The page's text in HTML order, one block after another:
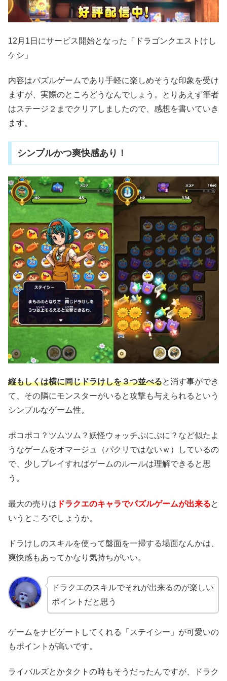
12月1日にサービス開始となった「ドラゴンクエストけし
ケシ」
内容はパズルゲームであり手軽に楽しめそうな印象を受け
ますが、実際のところどうなんでしょう。とりあえず筆者
はステージ２までクリアしましたので、感想を書いていき
ます。
シンプルかつ爽快感あり！
縦もしくは横に同じドラけしを３つ並べると消す事ができ
て、その隣にモンスターがいると攻撃も与えられるという
シンプルなゲーム性。
ポコポコ？ツムツム？妖怪ウォッチぷにぷに？など似たよ
うなゲームをオマージュ（パクリではないｗ）しているの
で、少しプレイすればゲームのルールは理解できると思
う。
最大の売りは ドラクエのキャラでパズルゲームが出来ると
いうところでしょうか。
ドラけしのスキルを使って盤面を一掃する場面なんかは、
爽快感もあってかなり気持ちがいい。
ドラクエのスキルでそれが出来るのが楽しい
ポイントだと思う
ゲームをナビゲートしてくれる「ステイシー」が可愛いの
もポイントが高いです。
ライバルズとかタクトの時もそうだったんですが、ドラク